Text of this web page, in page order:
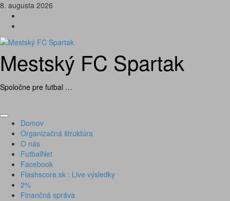
Skip
content
8. augusta 2026
Mestský FC Spartak
Spoločne pre futbal …
Primary
Menu
Domov
Organizačná štruktúra
O nás
FutbalNet
Facebook
Flashscore.sk : Live výsledky
2%
Finančná správa